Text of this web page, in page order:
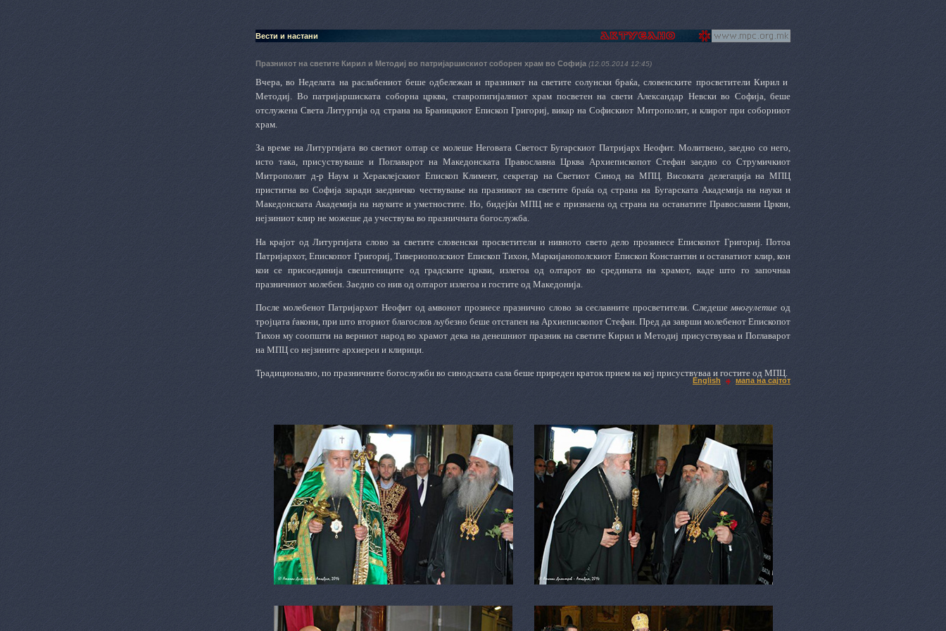
Вести и настани
Празникот на светите Кирил и Методиј во патријаршискиот соборен храм во Софија (12.05.2014 12:45)
Вчера, во Неделата на раслабениот беше одбележан и празникот на светите солунски браќа, словенските просветители Кирил и
Методиј. Во патријаршиската соборна црква, ставропигијалниот храм посветен на свети Александар Невски во Софија, беше
отслужена Света Литургија од страна на Браницкиот Епископ Григориј, викар на Софискиот Митрополит, и клирот при соборниот
храм.
За време на Литургијата во светиот олтар се молеше Неговата Светост Бугарскиот Патријарх Неофит. Молитвено, заедно со него,
исто така, присуствуваше и Поглаварот на Македонската Православна Црква Архиепископот Стефан заедно со Струмичкиот
Митрополит д-р Наум и Хераклејскиот Епископ Климент, секретар на Светиот Синод на МПЦ. Високата делегација на МПЦ
пристигна во Софија заради заедничко чествување на празникот на светите браќа од страна на Бугарската Академија на науки и
Македонската Академија на науките и уметностите. Но, бидејќи МПЦ не е признаена од страна на останатите Православни Цркви,
нејзиниот клир не можеше да учествува во празничната богослужба.
На крајот од Литургијата слово за светите словенски просветители и нивното свето дело прозинесе Епископот Григориј. Потоа
Патријархот, Епископот Григориј, Тивериополскиот Епископ Тихон, Маркијанополскиот Епископ Константин и останатиот клир, кон
кои се присоединија свештениците од градските цркви, излегоа од олтарот во средината на храмот, каде што го започнаа
празничниот молебен. Заедно со нив од олтарот излегоа и гостите од Македонија.
После молебенот Патријархот Неофит од амвонот прознесе празнично слово за сеславните просветители. Следеше многулетие од
тројцата ѓакони, при што вториот благослов љубезно беше отстапен на Архиепископот Стефан. Пред да заврши молебенот Епископот
Тихон му соопшти на верниот народ во храмот дека на денешниот празник на светите Кирил и Методиј присуствуваа и Поглаварот
на МПЦ со нејзините архиереи и клирици.
Традиционално, по празничните богослужби во синодската сала беше приреден краток прием на кој присуствуваа и гостите од МПЦ.
English мапа на сајтот